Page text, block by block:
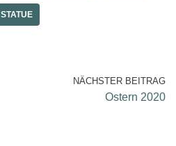
STATUE
NÄCHSTER BEITRAG
Ostern 2020